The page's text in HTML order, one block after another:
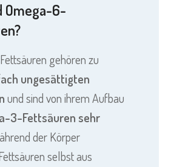
Omega-6-
gehören zu
ungesättigten
und sind von ihrem Aufbau
3-Fettsäuren sehr
der Körper
selbst aus